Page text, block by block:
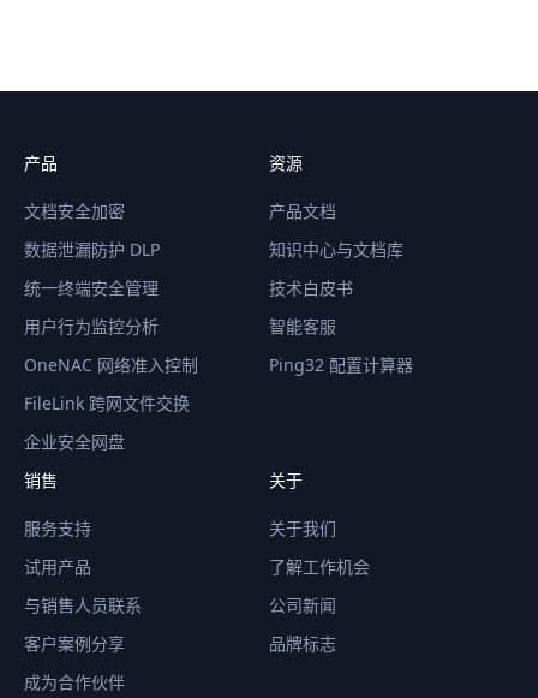
产品
文档安全加密
数据泄漏防护 DLP
统一终端安全管理
用户行为监控分析
OneNAC 网络准入控制
FileLink 跨网文件交换
企业安全网盘
资源
产品文档
知识中心与文档库
技术白皮书
智能客服
Ping32 配置计算器
销售
服务支持
试用产品
与销售人员联系
客户案例分享
成为合作伙伴
关于
关于我们
了解工作机会
公司新闻
品牌标志